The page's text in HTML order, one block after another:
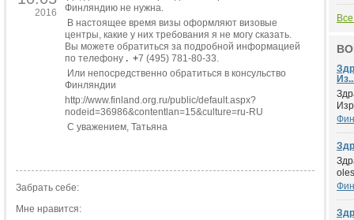
2016
Финляндию не нужна.
В настоящее время визы оформляют визовые
центры, какие у них требования я не могу сказать.
Вы можете обратиться за подробной информацией
по телефону . +7 (495) 781-80-33.
Или непосредственно обратиться в консульство
Финляндии
http://www.finland.org.ru/public/default.aspx?
nodeid=36986&contentlan=15&culture=ru-RU
С уважением, Татьяна
Забрать себе:
Мне нравится: